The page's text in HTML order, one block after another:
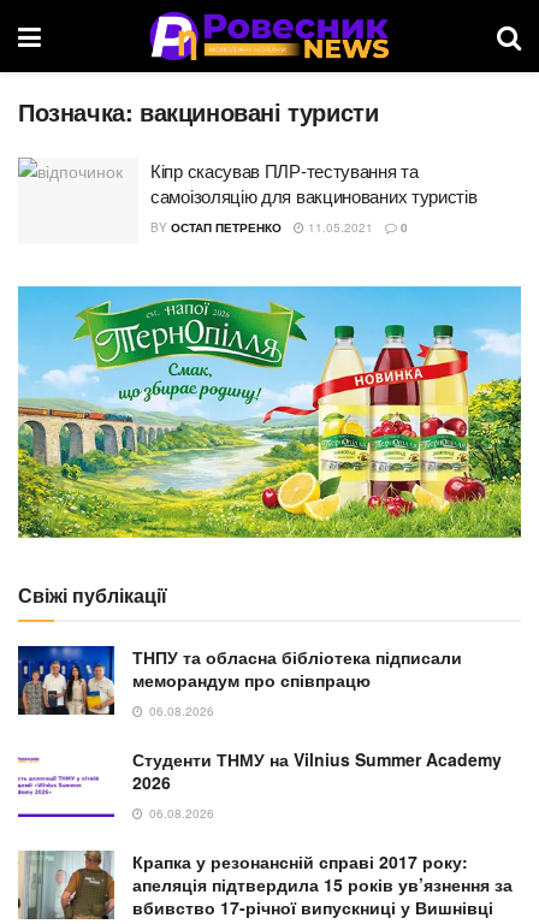
Позначка: вакциновані туристи
Кіпр скасував ПЛР-тестування та
самоізоляцію для вакцинованих туристів
BY ОСТАП ПЕТРЕНКО 11.05.2021 0
Свіжі публікації
ТНПУ та обласна бібліотека підписали
меморандум про співпрацю
06.08.2026
Студенти ТНМУ на Vilnius Summer Academy
2026
06.08.2026
Крапка у резонансній справі 2017 року:
апеляція підтвердила 15 років ув’язнення за
вбивство 17-річної випускниці у Вишнівці